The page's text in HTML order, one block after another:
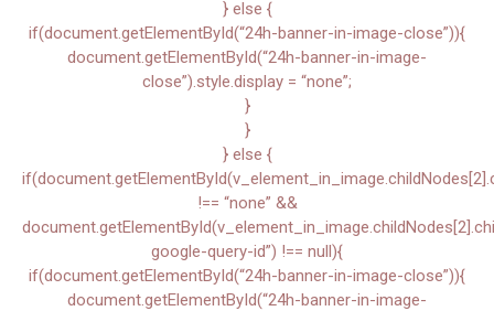
} else {
if(document.getElementById(“24h-banner-in-image-close”)){
document.getElementById(“24h-banner-in-image-
close”).style.display = “none”;
}
}
} else {
!== “none” &&
google-query-id”) !== null){
if(document.getElementById(“24h-banner-in-image-close”)){
document.getElementById(“24h-banner-in-image-